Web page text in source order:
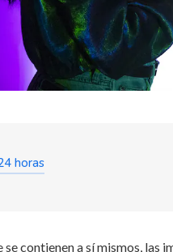
horas
contienen a sí mismos, las